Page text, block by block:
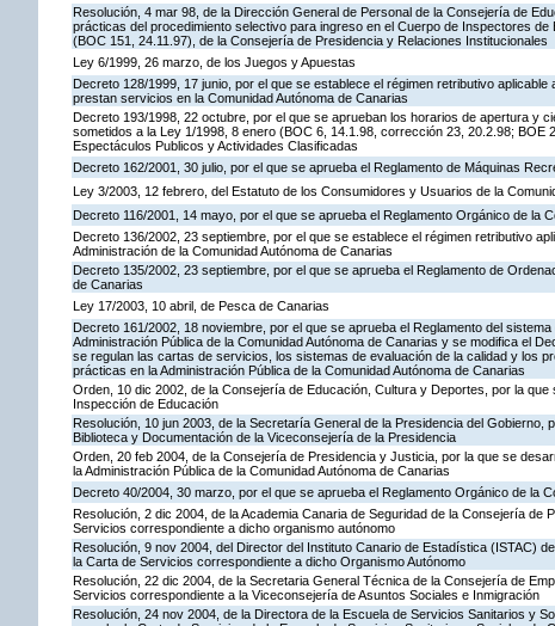
Resolución, 4 mar 98, de la Dirección General de Personal de la Consejería de
prácticas del procedimiento selectivo para ingreso en el Cuerpo de Inspectores
(BOC 151, 24.11.97), de la Consejería de Presidencia y Relaciones Institucionales
Ley 6/1999, 26 marzo, de los Juegos y Apuestas
Decreto 128/1999, 17 junio, por el que se establece el régimen retributivo
prestan servicios en la Comunidad Autónoma de Canarias
Decreto 193/1998, 22 octubre, por el que se aprueban los horarios de apertura y
sometidos a la Ley 1/1998, 8 enero (BOC 6, 14.1.98, corrección 23, 20.2.98;
Espectáculos Publicos y Actividades Clasificadas
Decreto 162/2001, 30 julio, por el que se aprueba el Reglamento de Máquinas
Ley 3/2003, 12 febrero, del Estatuto de los Consumidores y Usuarios de la
Decreto 116/2001, 14 mayo, por el que se aprueba el Reglamento Orgánico de la
Decreto 136/2002, 23 septiembre, por el que se establece el régimen retributivo
Administración de la Comunidad Autónoma de Canarias
Decreto 135/2002, 23 septiembre, por el que se aprueba el Reglamento de
de Canarias
Ley 17/2003, 10 abril, de Pesca de Canarias
Decreto 161/2002, 18 noviembre, por el que se aprueba el Reglamento del
Administración Pública de la Comunidad Autónoma de Canarias y se modifica el
se regulan las cartas de servicios, los sistemas de evaluación de la calidad y los
prácticas en la Administración Pública de la Comunidad Autónoma de Canarias
Orden, 10 dic 2002, de la Consejería de Educación, Cultura y Deportes, por la
Inspección de Educación
Resolución, 10 jun 2003, de la Secretaría General de la Presidencia del
Biblioteca y Documentación de la Viceconsejería de la Presidencia
Orden, 20 feb 2004, de la Consejería de Presidencia y Justicia, por la que se
la Administración Pública de la Comunidad Autónoma de Canarias
Decreto 40/2004, 30 marzo, por el que se aprueba el Reglamento Orgánico de la
Resolución, 2 dic 2004, de la Academia Canaria de Seguridad de la Consejería
Servicios correspondiente a dicho organismo autónomo
Resolución, 9 nov 2004, del Director del Instituto Canario de Estadística (ISTAC)
la Carta de Servicios correspondiente a dicho Organismo Autónomo
Resolución, 22 dic 2004, de la Secretaria General Técnica de la Consejería de
Servicios correspondiente a la Viceconsejería de Asuntos Sociales e Inmigración
Resolución, 24 nov 2004, de la Directora de la Escuela de Servicios Sanitarios y